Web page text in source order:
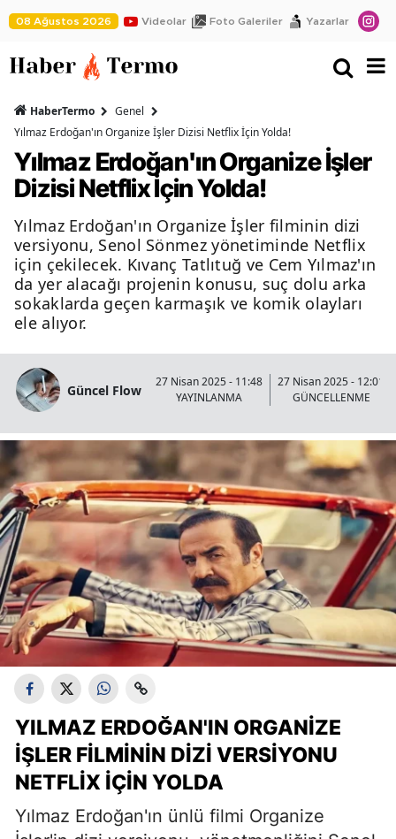
08 Ağustos 2026 Videolar Foto Galeriler Yazarlar
HaberTermo
Genel
Yılmaz Erdoğan'ın Organize İşler Dizisi Netflix İçin Yolda!
Yılmaz Erdoğan'ın Organize İşler
Dizisi Netflix İçin Yolda!
Yılmaz Erdoğan'ın Organize İşler filminin dizi
versiyonu, Senol Sönmez yönetiminde Netflix
için çekilecek. Kıvanç Tatlıtuğ ve Cem Yılmaz'ın
da yer alacağı projenin konusu, suç dolu arka
sokaklarda geçen karmaşık ve komik olayları
ele alıyor.
Güncel Flow
27 Nisan 2025 - 11:48
YAYINLANMA
27 Nisan 2025 - 12:01
GÜNCELLENME
YILMAZ ERDOĞAN'IN ORGANIZE
İŞLER FILMININ DIZI VERSIYONU
NETFLIX İÇIN YOLDA
Yılmaz Erdoğan'ın ünlü filmi Organize